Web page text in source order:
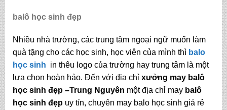
balô học sinh đẹp
Nhiều nhà trường, các trung tâm ngoại ngữ muốn làm
quà tặng cho các học sinh, học viên của mình thì balo
học sinh in thêu logo của trường hay trung tâm là một
lựa chọn hoàn hảo. Đến với địa chỉ xưởng may balô
học sinh đẹp–Trung Nguyên một địa chỉ may balô
học sinh đẹpuy tín, chuyên may balo học sinh giá rẻ